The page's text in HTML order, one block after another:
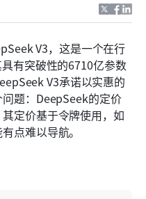
V3，这是一个在行
有突破性的6710亿参数
V3承诺以实惠的
题：DeepSeek的定价
定价基于令牌使用，如
点难以导航。
V3 和 DeepSeek-
的比较